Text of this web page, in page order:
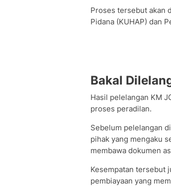
Proses tersebut akan
Pidana (KUHAP) dan
Bakal
Hasil pelelangan KM
proses peradilan.
Sebelum pelelangan
pihak yang mengaku
membawa dokumen
Kesempatan tersebut
pembiayaan yang